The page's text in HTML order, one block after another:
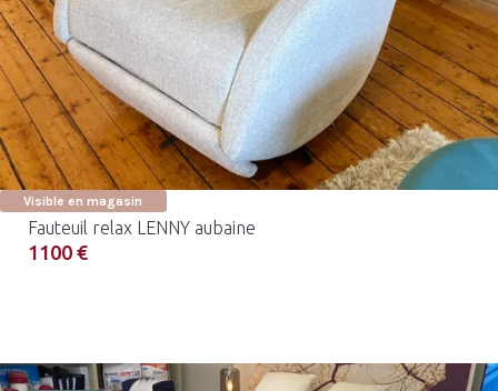
Visible en magasin
Fauteuil relax LENNY aubaine
1100 €